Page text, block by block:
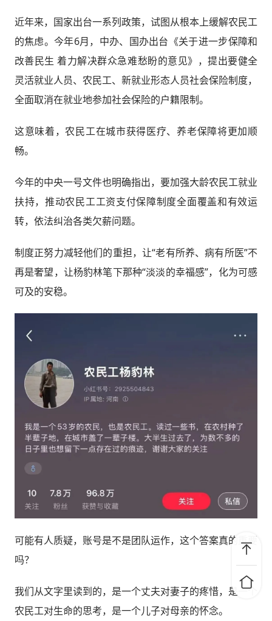
近年来，国家出台一系列政策，试图从根本上缓解农民工
的焦虑。今年6月，中办、国办出台《关于进一步保障和
改善民生 着力解决群众急难愁盼的意见》，提出要健全
灵活就业人员、农民工、新就业形态人员社会保险制度，
全面取消在就业地参加社会保险的户籍限制。
这意味着，农民工在城市获得医疗、养老保障将更加顺
畅。
今年的中央一号文件也明确指出，要加强大龄农民工就业
扶持，推动农民工工资支付保障制度全面覆盖和有效运
转，依法纠治各类欠薪问题。
制度正努力减轻他们的重担，让“老有所养、病有所医”不
再是奢望，让杨豹林笔下那种“淡淡的幸福感”，化为可感
可及的安稳。
可能有人质疑，账号是不是团队运作，这个答案真的重要
吗？
我们从文字里读到的，是一个丈夫对妻子的疼惜，是一个
农民工对生命的思考，是一个儿子对母亲的怀念。